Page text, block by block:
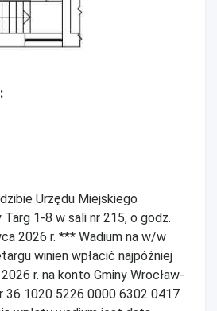
Urzędu Miejskiego
Targ 1-8 w sali nr 215, o godz.
2026 r. *** Wadium na w/w
winien wpłacić najpóźniej
r. na konto Gminy Wrocław-
36 1020 5226 0000 6302 0417